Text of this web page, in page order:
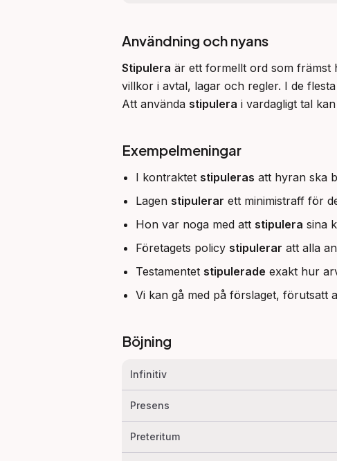
Användning och nyans
Stipulera är ett formellt ord som främst
villkor i avtal, lagar och regler. I de
Att använda stipulera i vardagligt tal
Exempelmeningar
I kontraktet stipuleras att hyran ska
Lagen stipulerar ett minimistraff för
Hon var noga med att stipulera sina
Företagets policy stipulerar att alla
Testamentet stipulerade exakt hur
Vi kan gå med på förslaget, förutsatt
Böjning
Infinitiv
Presens
Preteritum